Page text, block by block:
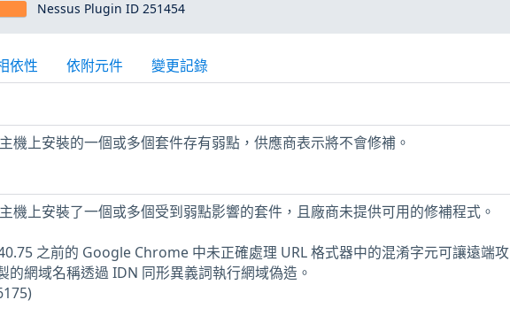
Nessus Plugin ID 251454
依性 依附元件 變更記錄
機上安裝的一個或多個套件存有弱點，供應商表示將不會修補。
機上安裝了一個或多個受到弱點影響的套件，且廠商未提供可用的修補程式。
之前的 Google Chrome 中未正確處理 URL 格式器中的混淆字元可讓遠端攻
的網域名稱透過 IDN 同形異義詞執行網域偽造。